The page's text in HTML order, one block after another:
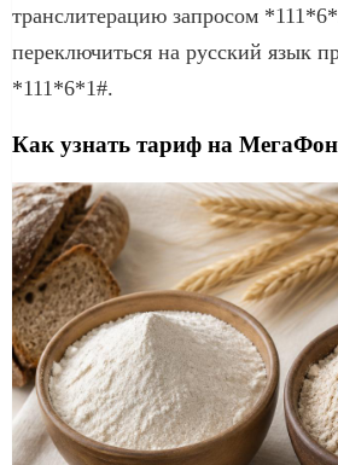
транслитерацию запросом
переключиться на русский язык
*111*6*1#.
Как узнать тариф на